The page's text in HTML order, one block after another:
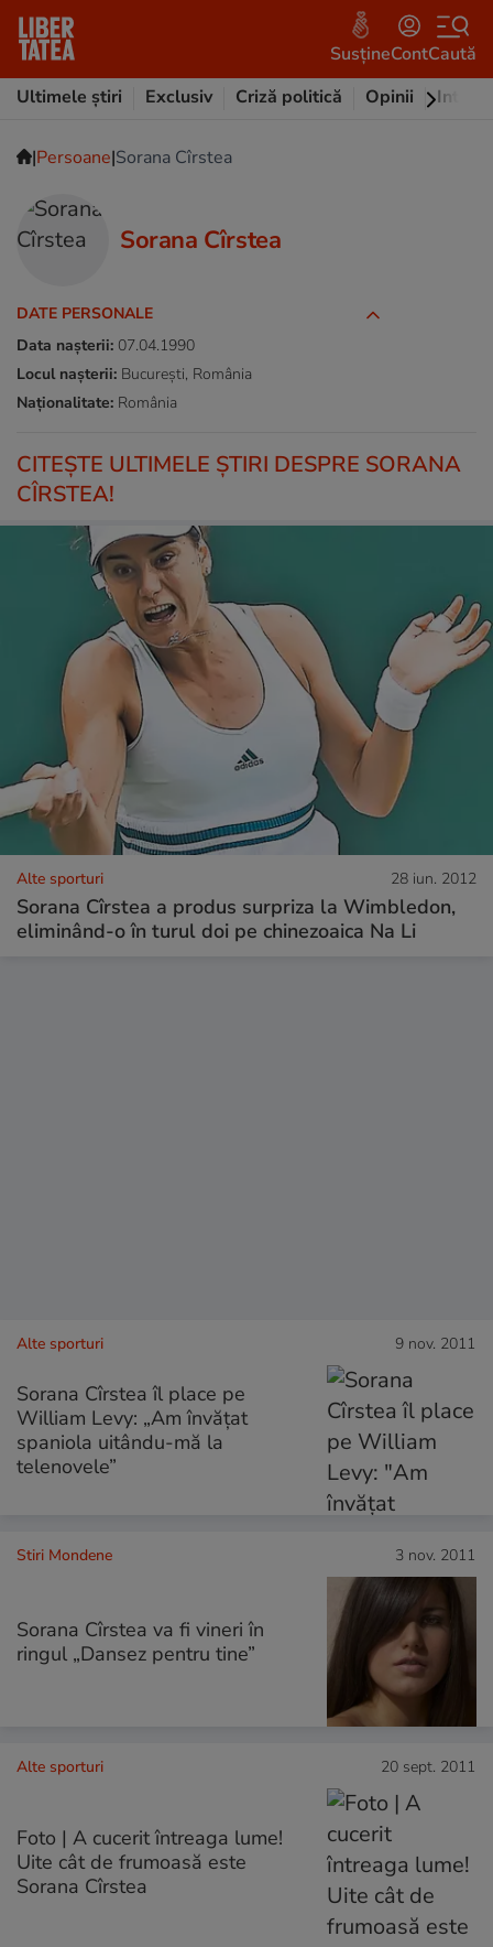
SusțineContCaută
Ultimele știri
Exclusiv Criză politică Opinii
|Persoane|Sorana Cîrstea
Sorana Cîrstea
DATE PERSONALE
Data nașterii: 07.04.1990
Locul nașterii: București, România
Naționalitate: România
CITEŞTE ULTIMELE ŞTIRI DESPRE SORANA
CÎRSTEA!
Alte sporturi 28 iun. 2012
Sorana Cîrstea a produs surpriza la Wimbledon,
eliminând-o în turul doi pe chinezoaica Na Li
Alte sporturi 9 nov. 2011
Sorana Cîrstea îl place pe
William Levy: „Am învățat
spaniola uitându-mă la
telenovele”
Stiri Mondene 3 nov. 2011
Sorana Cîrstea va fi vineri în
ringul „Dansez pentru tine”
Alte sporturi 20 sept. 2011
Foto | A cucerit întreaga lume!
Uite cât de frumoasă este
Sorana Cîrstea